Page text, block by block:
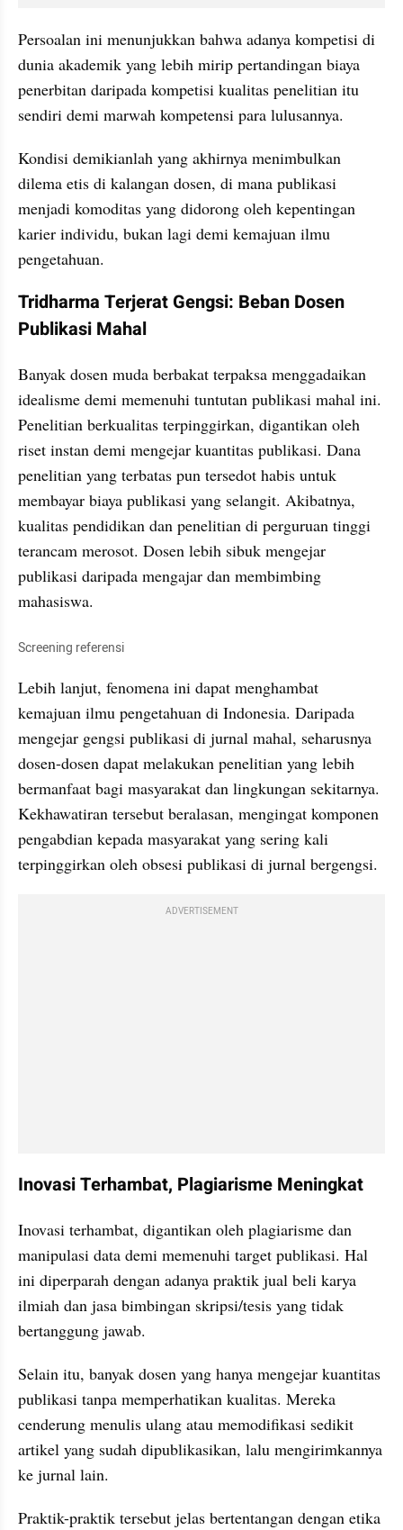
Persoalan ini menunjukkan bahwa adanya kompetisi di
dunia akademik yang lebih mirip pertandingan biaya
penerbitan daripada kompetisi kualitas penelitian itu
sendiri demi marwah kompetensi para lulusannya.
Kondisi demikianlah yang akhirnya menimbulkan
dilema etis di kalangan dosen, di mana publikasi
menjadi komoditas yang didorong oleh kepentingan
karier individu, bukan lagi demi kemajuan ilmu
pengetahuan.
Tridharma Terjerat Gengsi: Beban Dosen
Publikasi Mahal
Banyak dosen muda berbakat terpaksa menggadaikan
idealisme demi memenuhi tuntutan publikasi mahal ini.
Penelitian berkualitas terpinggirkan, digantikan oleh
riset instan demi mengejar kuantitas publikasi. Dana
penelitian yang terbatas pun tersedot habis untuk
membayar biaya publikasi yang selangit. Akibatnya,
kualitas pendidikan dan penelitian di perguruan tinggi
terancam merosot. Dosen lebih sibuk mengejar
publikasi daripada mengajar dan membimbing
mahasiswa.
Screening referensi
Lebih lanjut, fenomena ini dapat menghambat
kemajuan ilmu pengetahuan di Indonesia. Daripada
mengejar gengsi publikasi di jurnal mahal, seharusnya
dosen-dosen dapat melakukan penelitian yang lebih
bermanfaat bagi masyarakat dan lingkungan sekitarnya.
Kekhawatiran tersebut beralasan, mengingat komponen
pengabdian kepada masyarakat yang sering kali
terpinggirkan oleh obsesi publikasi di jurnal bergengsi.
ADVERTISEMENT
Inovasi Terhambat, Plagiarisme Meningkat
Inovasi terhambat, digantikan oleh plagiarisme dan
manipulasi data demi memenuhi target publikasi. Hal
ini diperparah dengan adanya praktik jual beli karya
ilmiah dan jasa bimbingan skripsi/tesis yang tidak
bertanggung jawab.
Selain itu, banyak dosen yang hanya mengejar kuantitas
publikasi tanpa memperhatikan kualitas. Mereka
cenderung menulis ulang atau memodifikasi sedikit
artikel yang sudah dipublikasikan, lalu mengirimkannya
ke jurnal lain.
Praktik-praktik tersebut jelas bertentangan dengan etika